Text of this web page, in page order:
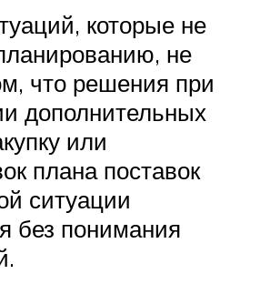
которые не
не
что решения при
дополнительных
или
плана поставок
ситуации
без понимания